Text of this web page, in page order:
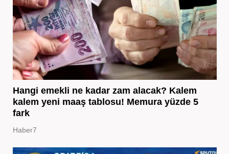
Hangi emekli ne kadar zam alacak? Kalem
kalem yeni maaş tablosu! Memura yüzde 5
fark
Haber7